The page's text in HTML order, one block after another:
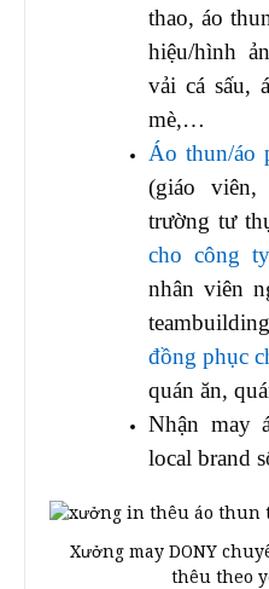
thao, áo
hiệu/hình
vải cá sấu,
mè,…
Áo thun/áo
(giáo viên,
trường tư
cho công ty
nhân viên
đồng phục
quán ăn,
Nhận may
local brand
Xưởng may DONY
thêu theo